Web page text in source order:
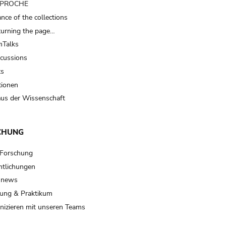
of the collections
the page…
der Wissenschaft
& Praktikum
mit unseren Teams